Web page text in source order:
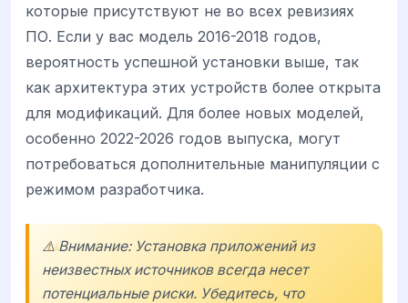
которые присутствуют не во всех ревизиях
ПО. Если у вас модель 2016-2018 годов,
вероятность успешной установки выше, так
как архитектура этих устройств более открыта
для модификаций. Для более новых моделей,
особенно 2022-2026 годов выпуска, могут
потребоваться дополнительные манипуляции с
режимом разработчика.
⚠️ Внимание: Установка приложений из
неизвестных источников всегда несет
потенциальные риски. Убедитесь, что